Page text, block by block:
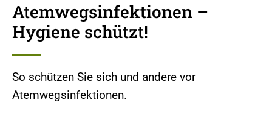
Atemwegsinfektionen –
Hygiene schützt!
So schützen Sie sich und andere vor
Atemwegsinfektionen.